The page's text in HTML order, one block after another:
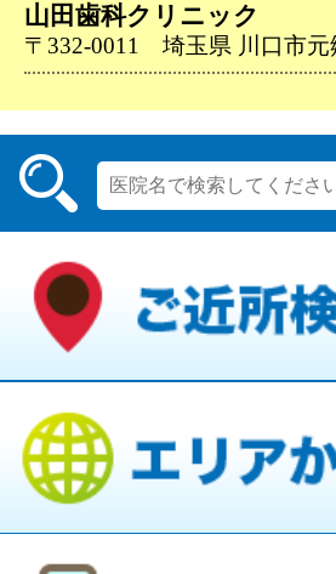
山田歯科クリニック
〒332-0011 埼玉県 川口市元